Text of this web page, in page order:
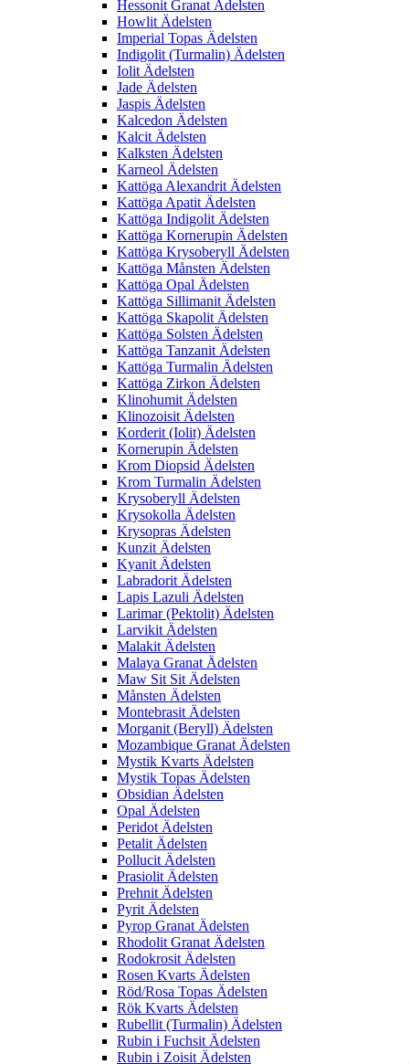
Hessonit Granat Ädelsten
Howlit Ädelsten
Imperial Topas Ädelsten
Indigolit (Turmalin) Ädelsten
Iolit Ädelsten
Jade Ädelsten
Jaspis Ädelsten
Kalcedon Ädelsten
Kalcit Ädelsten
Kalksten Ädelsten
Karneol Ädelsten
Kattöga Alexandrit Ädelsten
Kattöga Apatit Ädelsten
Kattöga Indigolit Ädelsten
Kattöga Kornerupin Ädelsten
Kattöga Krysoberyll Ädelsten
Kattöga Månsten Ädelsten
Kattöga Opal Ädelsten
Kattöga Sillimanit Ädelsten
Kattöga Skapolit Ädelsten
Kattöga Solsten Ädelsten
Kattöga Tanzanit Ädelsten
Kattöga Turmalin Ädelsten
Kattöga Zirkon Ädelsten
Klinohumit Ädelsten
Klinozoisit Ädelsten
Korderit (Iolit) Ädelsten
Kornerupin Ädelsten
Krom Diopsid Ädelsten
Krom Turmalin Ädelsten
Krysoberyll Ädelsten
Krysokolla Ädelsten
Krysopras Ädelsten
Kunzit Ädelsten
Kyanit Ädelsten
Labradorit Ädelsten
Lapis Lazuli Ädelsten
Larimar (Pektolit) Ädelsten
Larvikit Ädelsten
Malakit Ädelsten
Malaya Granat Ädelsten
Maw Sit Sit Ädelsten
Månsten Ädelsten
Montebrasit Ädelsten
Morganit (Beryll) Ädelsten
Mozambique Granat Ädelsten
Mystik Kvarts Ädelsten
Mystik Topas Ädelsten
Obsidian Ädelsten
Opal Ädelsten
Peridot Ädelsten
Petalit Ädelsten
Pollucit Ädelsten
Prasiolit Ädelsten
Prehnit Ädelsten
Pyrit Ädelsten
Pyrop Granat Ädelsten
Rhodolit Granat Ädelsten
Rodokrosit Ädelsten
Rosen Kvarts Ädelsten
Röd/Rosa Topas Ädelsten
Rök Kvarts Ädelsten
Rubellit (Turmalin) Ädelsten
Rubin i Fuchsit Ädelsten
Rubin i Zoisit Ädelsten